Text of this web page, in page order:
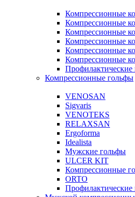
Компрессионные
Компрессионные
Компрессионные
Компрессионные
Компрессионные
Компрессионные
Профилактические
Компрессионные гольфы
VENOSAN
Sigvaris
VENOTEKS
RELAXSAN
Ergoforma
Idealista
Мужские гольфы
ULCER KIT
Компрессионные
ORTO
Профилактические